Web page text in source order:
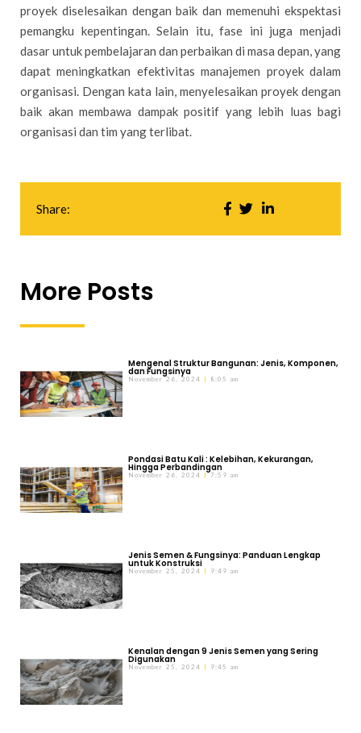
proyek diselesaikan dengan baik dan memenuhi ekspektasi
pemangku kepentingan. Selain itu, fase ini juga menjadi
dasar untuk pembelajaran dan perbaikan di masa depan, yang
dapat meningkatkan efektivitas manajemen proyek dalam
organisasi. Dengan kata lain, menyelesaikan proyek dengan
baik akan membawa dampak positif yang lebih luas bagi
organisasi dan tim yang terlibat.
Share:
More Posts
Mengenal Struktur Bangunan: Jenis, Komponen,
dan Fungsinya
November 26, 2024 8:05 am
Pondasi Batu Kali : Kelebihan, Kekurangan,
Hingga Perbandingan
November 26, 2024 7:59 am
Jenis Semen & Fungsinya: Panduan Lengkap
untuk Konstruksi
November 25, 2024 9:49 am
Kenalan dengan 9 Jenis Semen yang Sering
Digunakan
November 25, 2024 9:45 am